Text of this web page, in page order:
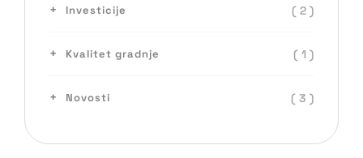
Investicije ( 2 )
Kvalitet gradnje ( 1 )
Novosti ( 3 )